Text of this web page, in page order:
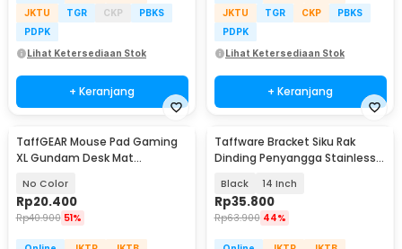
JKTU
TGR CKP
PBKS
PDPK
Lihat Ketersediaan Stok
+ Keranjang
JKTU
TGR CKP
PBKS
PDPK
Lihat Ketersediaan Stok
+ Keranjang
TaffGEAR Mouse Pad Gaming
XL Gundam Desk Mat
No Color
Rp20.400
Rp40.900 51%
Taffware Bracket Siku Rak
Dinding Penyangga Stainless
Black 14 Inch
Rp35.800
Rp63.900 44%